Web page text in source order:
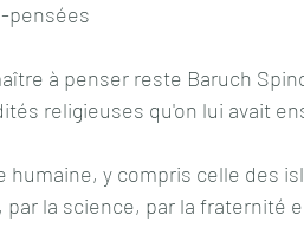
pensées
à penser reste Baruch
religieuses qu'on lui avait
humaine, y compris celle des
par la science, par la fraternité